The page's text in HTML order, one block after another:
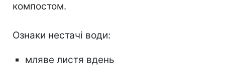
компостом.
Ознаки нестачі води:
мляве листя вдень